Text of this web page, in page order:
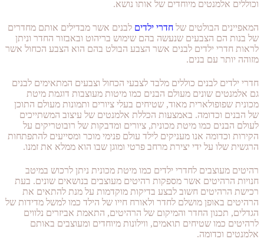
וכוללים אלמנטים מיוחדים של אותו נושא.
המאפיינים הבולטים של חדרי ילדים לבנים אשר מבדילים אותם מחדרים
של בנות הם הצבעים שנעשה בהם שימוש בריהוט ובאבזור החדר וניתן
לראות חדרי ילדים לבנים אשר הצבע הבולט בהם הוא הצבע הכחול אשר
מזוהה יותר עם בנים.
חדרי ילדים לבנים כוללים מלבד לצבעי הכחול וצבעים המתאימים לבנים
גם אלמנטים שונים מעולם הבנים כמו מיטות מעוצבות דוגמת מיטת
מכונית שפופולארית מאוד, שטיחים בעלי ציורים ותמונות מעולם התוכן
של הבנים וכדומה. באמצעות הכללת אלמנטים של עיצוב המשתייכים
לעולם הבנים כמו מיטת מכונית, ציורים ומדבקות של רובוטריקים על
הקירות וכדומה אנו מעניקים לילד עולם פנימי מוכר ומסייעים להתפתחות
הרגשית שלו על ידי יצירת מרחב פרטי ומוגן שבו הוא ממלא את זמנו.
רהיטים מעוצבים לחדרי ילדים כמו מיטת מכונית ניתן לרכוש במיטב
חנויות הרהיטים אשר מספקות רהיטים מעוצבים בנושאים שונים. בעת
רכישת הרהיטים חשוב לבצע בדיקות מוקדמות על מנת להתאים את
הרהיטים באופן מושלם לחדר ולאורח חייו של הילד כמו למשל מדידות של
הגדלים, תכנון החדר והמיקום של הרהיטים, התאמת אביזרים נלווים
לרהיטים כמו שטיחים תואמים, ווילונות מיוחדים ומעוצבים באותם
אלמנטים וכדומה.